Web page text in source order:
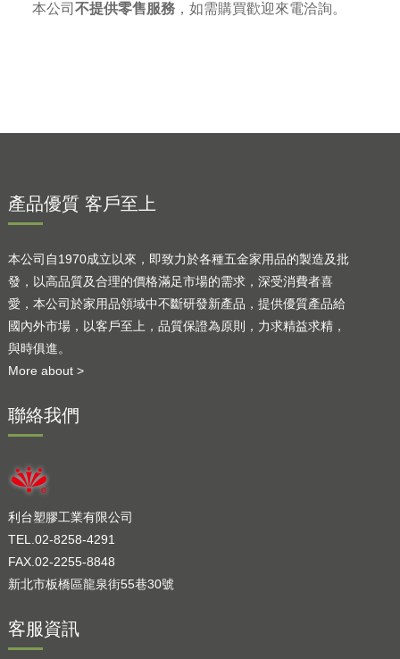
本公司 不提供零售服務， 如需購買歡迎來電洽詢。
產品優質 客戶至上
本公司自1970成立以來，即致力於各種五金家用品的製造及批
發，以高品質及合理的價格滿足市場的需求，深受消費者喜
愛，本公司於家用品領域中不斷研發新產品，提供優質產品給
國內外市場，以客戶至上，品質保證為原則，力求精益求精，
與時俱進。
More about >
聯絡我們
利台塑膠工業有限公司
TEL.02-8258-4291
FAX.02-2255-8848
新北市板橋區龍泉街55巷30號
客服資訊